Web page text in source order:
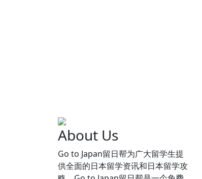
About Us
Go to Japan留日帮为广大留学生提
供全面的日本留学资讯和日本留学攻